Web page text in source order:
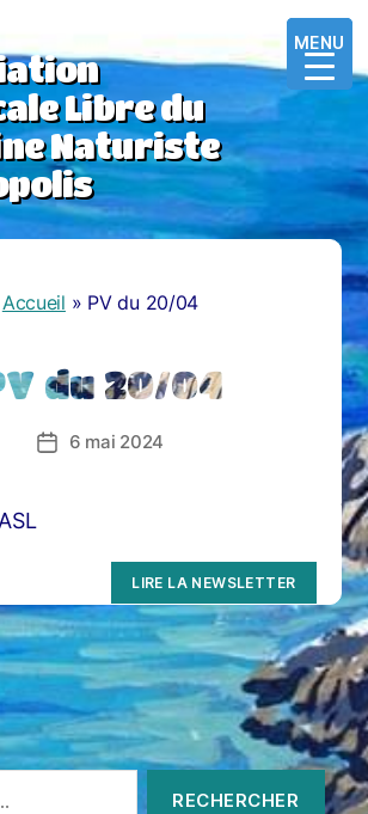
Libre du
Naturiste
Accueil » PV du 20/04
du 20/04
Date6 mai 2024
LIRE LA NEWSLETTER
MENU
MENU
MENU